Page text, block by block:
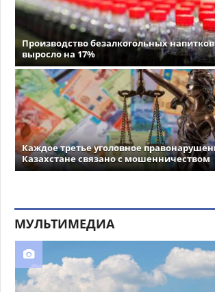
Производство безалкогольных
выросло на 17%
Каждое третье уголовное
Казахстане связано с мошенничеством
МУЛЬТИМЕДИА